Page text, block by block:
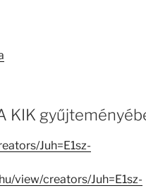
KIK
Juh=E1sz-
view/creators/Juh=E1sz-